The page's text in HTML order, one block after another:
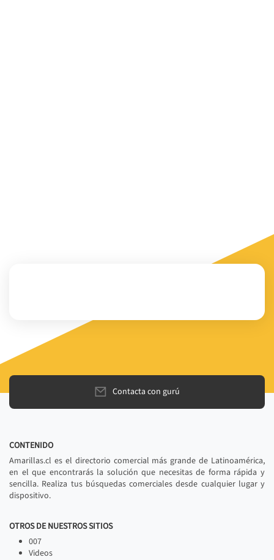
Contacta con gurú
CONTENIDO
Amarillas.cl es el directorio comercial más grande de Latinoamérica,
en el que encontrarás la solución que necesitas de forma rápida y
sencilla. Realiza tus búsquedas comerciales desde cualquier lugar y
dispositivo.
OTROS DE NUESTROS SITIOS
007
Videos